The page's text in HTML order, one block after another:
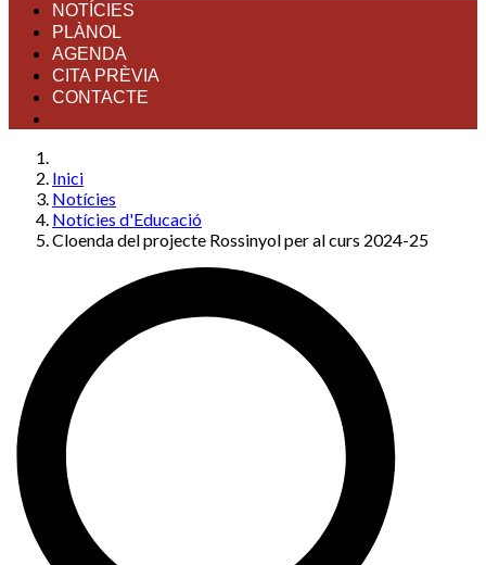
NOTÍCIES
PLÀNOL
AGENDA
CITA PRÈVIA
CONTACTE
Inici
Notícies
Notícies d'Educació
Cloenda del projecte Rossinyol per al curs 2024-25